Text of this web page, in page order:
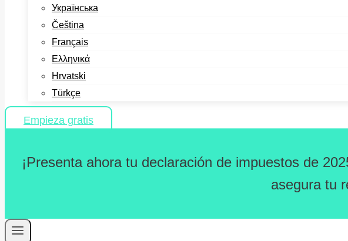
Українська
Čeština
Français
Ελληνικά
Hrvatski
Türkçe
Empieza gratis
¡Presenta ahora tu declaración de impuestos de
asegura tu